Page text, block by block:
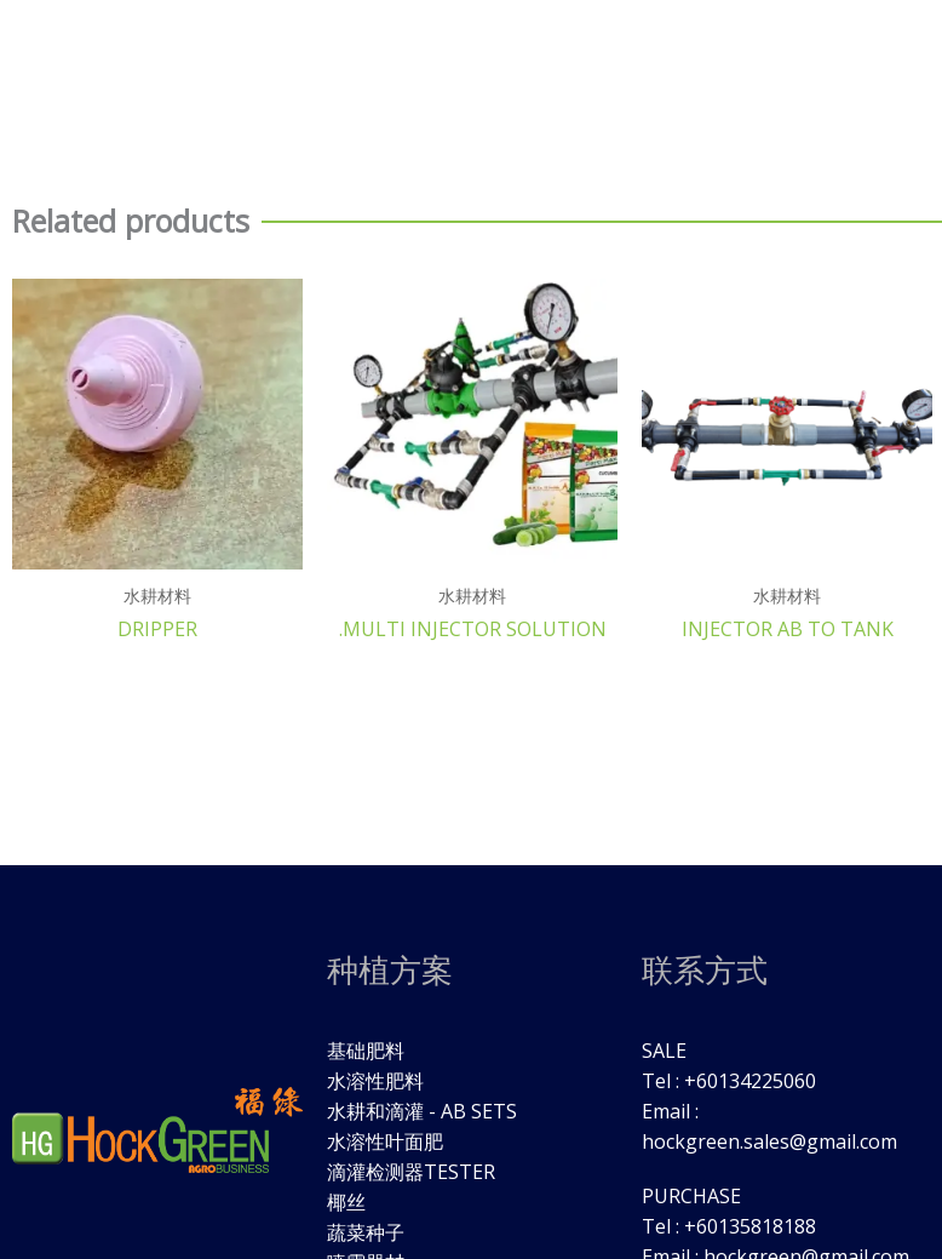
Related products
水耕材料
DRIPPER
水耕材料
.MULTI INJECTOR SOLUTION
水耕材料
INJECTOR AB TO TANK
种植方案
基础肥料
水溶性肥料
水耕和滴灌 - AB SETS
水溶性叶面肥
滴灌检测器TESTER
椰丝
蔬菜种子
联系方式
SALE
Tel : +60134225060
Email :
hockgreen.sales@gmail.com
PURCHASE
Tel : +60135818188